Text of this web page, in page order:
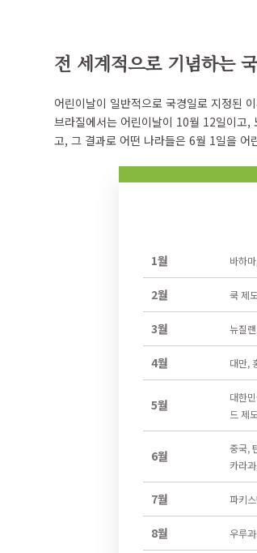
전 세계적으로 기념하는
어린이날이 일반적으로 국경일로 지정된
브라질에서는 어린이날이 10월 12일이고
고, 그 결과로 어떤 나라들은 6월 1일을
1월 바하
2월 쿡 제
3월 뉴질
4월 대만,
5월
대한
드 제
6월
중국,
카라
7월 파키
8월 우루